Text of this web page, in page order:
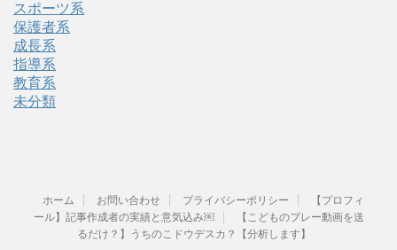
スポーツ系
保護者系
成長系
指導系
教育系
未分類
ホーム お問い合わせ プライバシーポリシー
【プロフィ
ール】記事作成者の実績と意気込み￼
【こどものプレー動画を送
るだけ？】うちのこドウデスカ？【分析します】